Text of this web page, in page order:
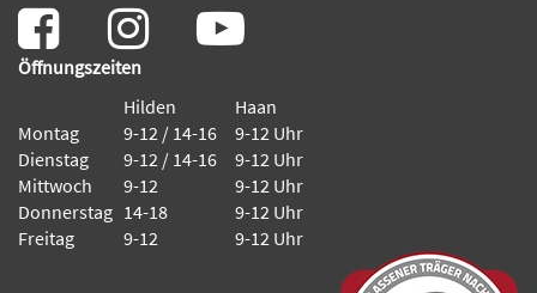
Öffnungszeiten
Hilden
Haan
Montag
9-12 / 14-16
9-12 Uhr
Dienstag
9-12 / 14-16
9-12 Uhr
Mittwoch
9-12
9-12 Uhr
Donnerstag 14-18
9-12 Uhr
Freitag
9-12 9-12 Uhr